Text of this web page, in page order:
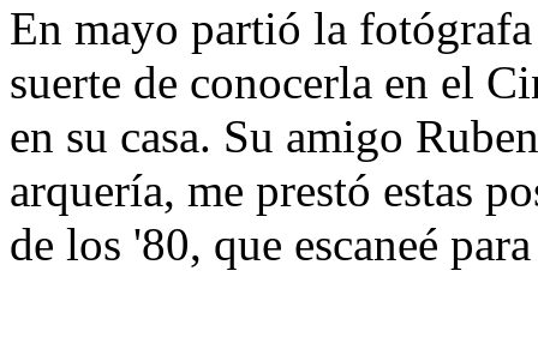
En mayo partió la
suerte de conocerla en el
en su casa. Su amigo
arquería, me prestó estas
de los '80, que escaneé